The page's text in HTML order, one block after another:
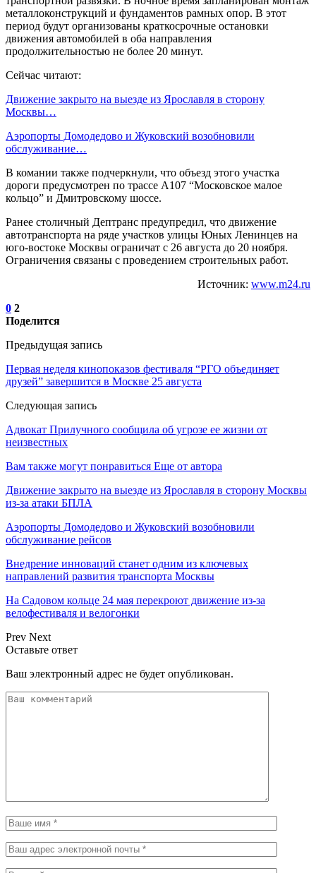
металлоконструкций и фундаментов рамных опор. В этот
период будут организованы краткосрочные остановки
движения автомобилей в оба направления
продолжительностью не более 20 минут.
Сейчас читают:
Движение закрыто на выезде из Ярославля в сторону
Москвы…
Аэропорты Домодедово и Жуковский возобновили
обслуживание…
В комании также подчеркнули, что объезд этого участка
дороги предусмотрен по трассе А107 “Московское малое
кольцо” и Дмитровскому шоссе.
Ранее столичный Дептранс предупредил, что движение
автотранспорта на ряде участков улицы Юных Ленинцев на
юго-востоке Москвы ограничат с 26 августа до 20 ноября.
Ограничения связаны с проведением строительных работ.
Источник: www.m24.ru
0 2
Поделится
Предыдущая запись
Первая неделя кинопоказов фестиваля “РГО объединяет
друзей” завершится в Москве 25 августа
Следующая запись
Адвокат Прилучного сообщила об угрозе ее жизни от
неизвестных
Вам также могут понравиться Еще от автора
Движение закрыто на выезде из Ярославля в сторону Москвы
из-за атаки БПЛА
Аэропорты Домодедово и Жуковский возобновили
обслуживание рейсов
Внедрение инноваций станет одним из ключевых
направлений развития транспорта Москвы
На Садовом кольце 24 мая перекроют движение из-за
велофестиваля и велогонки
Prev Next
Оставьте ответ
Ваш электронный адрес не будет опубликован.